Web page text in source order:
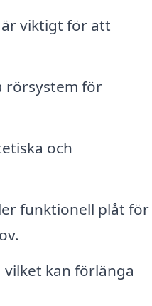
är viktigt för att
rörsystem för
och
funktionell plåt för
kan förlänga